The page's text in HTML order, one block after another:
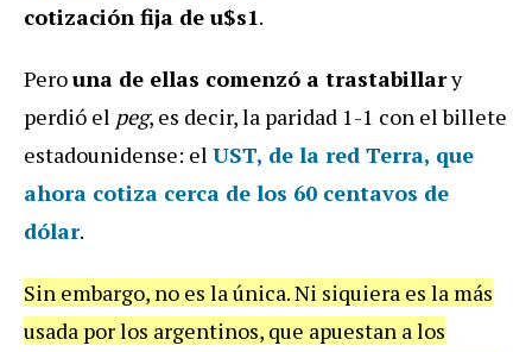
cotización fija de u$s1.
Perouna de ellas comenzó a trastabillary
perdió el peg, es decir, la paridad 1-1 con el billete
estadounidense: el UST, de la red Terra, que
ahora cotiza cerca de los 60 centavos de
dólar.
Sin embargo, no es la única. Ni siquiera es la más
usada por los argentinos, que apuestan a los